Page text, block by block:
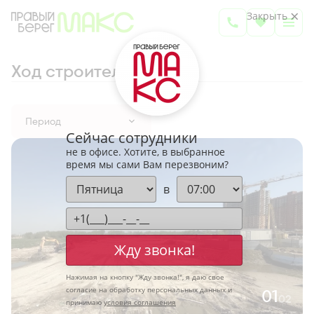
Ход строительства
0102
Период
Закрыть
Сейчас сотрудники
не в офисе. Хотите, в выбранное
время мы сами Вам перезвоним?
в
Жду звонка!
Нажимая на кнопку "Жду звонка!", я даю свое
согласие на обработку персональных данных и
принимаю условия соглашения